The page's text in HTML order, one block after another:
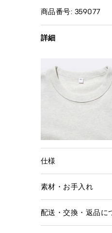
商品番号: 359077
詳細
仕様
素材・お手入れ
配送・交換・返品に